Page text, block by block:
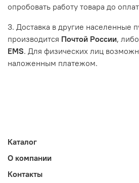
опробовать работу товара до
3. Доставка в другие населенные
производится Почтой России, либо
EMS. Для физических лиц
наложенным платежом.
Каталог
О компании
Контакты